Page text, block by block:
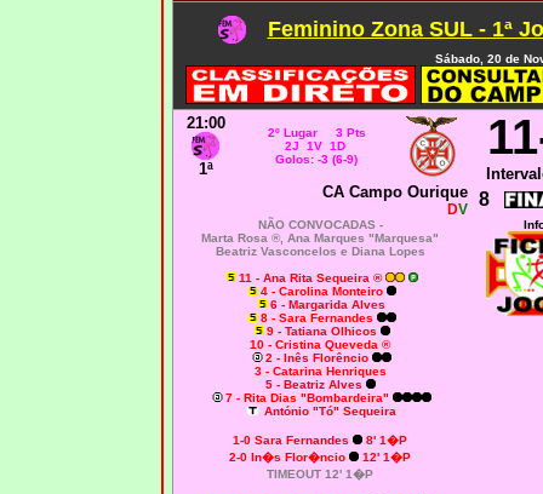
Feminino Zona SUL - 1ª
Sábado, 20 de
21:00
1ª
2º Lugar 3 Pts
2J 1V 1D
Golos: -3 (6-9)
CA Campo Ourique
DV 8
NÃO CONVOCADAS -
Marta Rosa ®, Ana Marques "Marquesa"
Beatriz Vasconcelos e Diana Lopes
11 - Ana Rita Sequeira ®
4- Carolina Monteiro
6 - Margarida Alves
8 - Sara Fernandes
9 - Tatiana Olhicos
10 - Cristina Queveda ®
2 - Inês Florêncio
3 - Catarina Henriques
5 - Beatriz Alves
7 - Rita Dias "Bombardeira"
António "Tó" Sequeira
1-0 Sara Fernandes
8' 1�P
2-0 In�s Flor�ncio
12' 1�P
TIMEOUT 12' 1�P